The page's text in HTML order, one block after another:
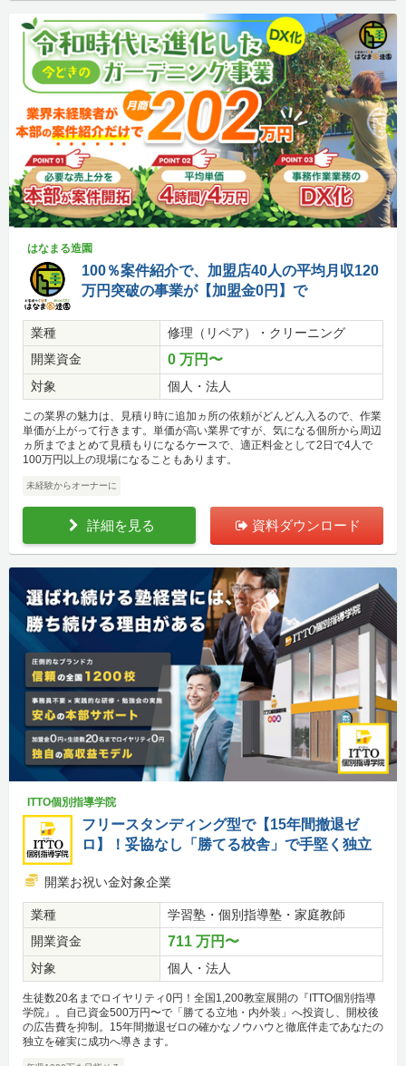
はなまる造園
100％案件紹介で、加盟店40人の平均月収120
万円突破の事業が【加盟金0円】で
業種
修理（リペア）・クリーニング
開業資金
0 万円〜
対象 個人・法人
この業界の魅力は、見積り時に追加ヵ所の依頼がどんどん入るので、作業
単価が上がって行きます。単価が高い業界ですが、気になる個所から周辺
ヵ所までまとめて見積もりになるケースで、適正料金として2日で4人で
100万円以上の現場になることもあります。
未経験からオーナーに
詳細を見る 資料ダウンロード
ITTO個別指導学院
フリースタンディング型で【15年間撤退ゼ
ロ】！妥協なし「勝てる校舎」で手堅く独立
開業お祝い金対象企業
業種
学習塾・個別指導塾・家庭教師
開業資金
711 万円〜
対象 個人・法人
生徒数20名までロイヤリティ0円！全国1,200教室展開の『ITTO個別指導
学院』。自己資金500万円〜で「勝てる立地・内外装」へ投資し、開校後
の広告費を抑制。15年間撤退ゼロの確かなノウハウと徹底伴走であなたの
独立を確実に成功へ導きます。